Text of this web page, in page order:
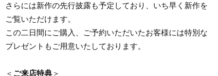
さらには新作の先行披露も予定しており、いち早く新作を
ご覧いただけます。
この二日間にご購入、ご予約いただいたお客様には特別な
プレゼントもご用意いたしております。
＜ ご来店特典 ＞